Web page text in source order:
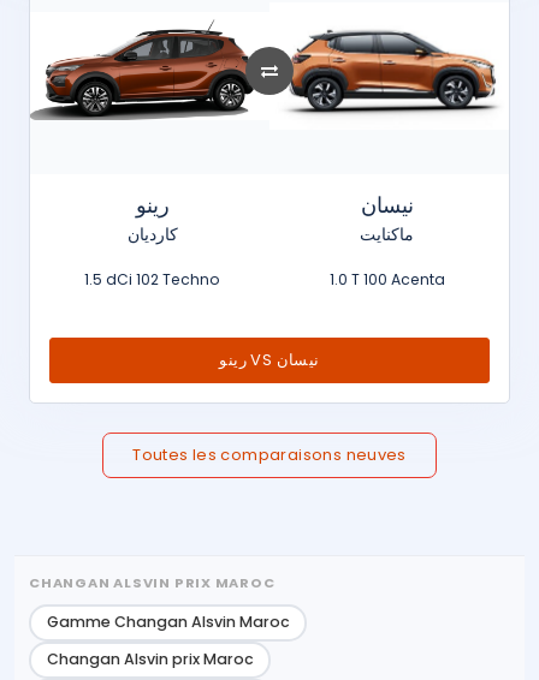
رينو
كارديان
1.5 dCi 102 Techno
نيسان
ماكنايت
1.0 T 100 Acenta
رينو VS نيسان
Toutes les comparaisons neuves
CHANGAN ALSVIN PRIX MAROC
Gamme Changan Alsvin Maroc
Changan Alsvin prix Maroc